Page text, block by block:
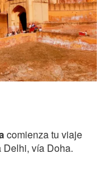
comienza tu viaje
vía Doha.